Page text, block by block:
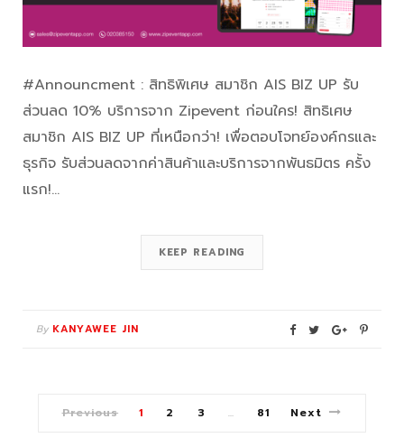
#Announcment : สิทธิพิเศษ สมาชิก AIS BIZ UP รับ
ส่วนลด 10% บริการจาก Zipevent ก่อนใคร! สิทธิเศษ
สมาชิก AIS BIZ UP ที่เหนือกว่า! เพื่อตอบโจทย์องค์กรและ
ธุรกิจ รับส่วนลดจากค่าสินค้าและบริการจากพันธมิตร ครั้ง
แรก!…
KEEP READING
By KANYAWEE JIN
Previous 1 2 3 … 81 Next